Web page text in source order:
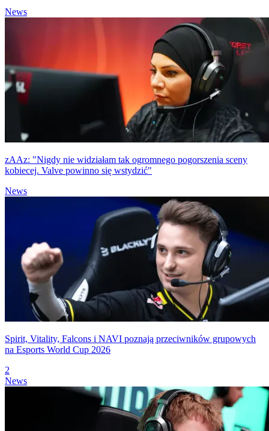
News
zAAz: "Nigdy nie widziałam tak ogromnego pogorszenia sceny
kobiecej. Valve powinno się wstydzić"
News
Spirit, Vitality, Falcons i NAVI poznają przeciwników grupowych
na Esports World Cup 2026
2
News